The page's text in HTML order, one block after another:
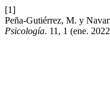
[1]
Peña-Gutiérrez, M. y
Psicología. 11, 1 (ene.